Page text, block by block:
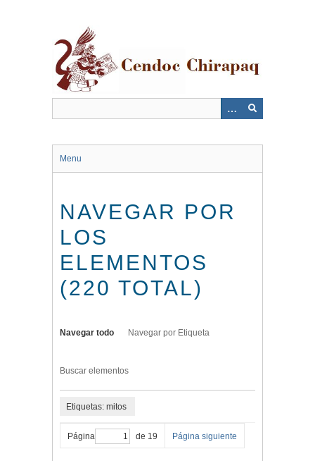
Menu
NAVEGAR POR
LOS
ELEMENTOS
(220 TOTAL)
Navegar todo Navegar por Etiqueta
Buscar elementos
Etiquetas: mitos
Página de 19 Página siguiente